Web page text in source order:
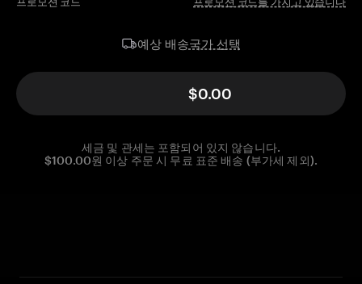
예상 배송국가 선택
$0.00
세금 및 관세는 포함되어 있지 않습니다.
$100.00원 이상 주문 시 무료 표준 배송 (부가세 제외).